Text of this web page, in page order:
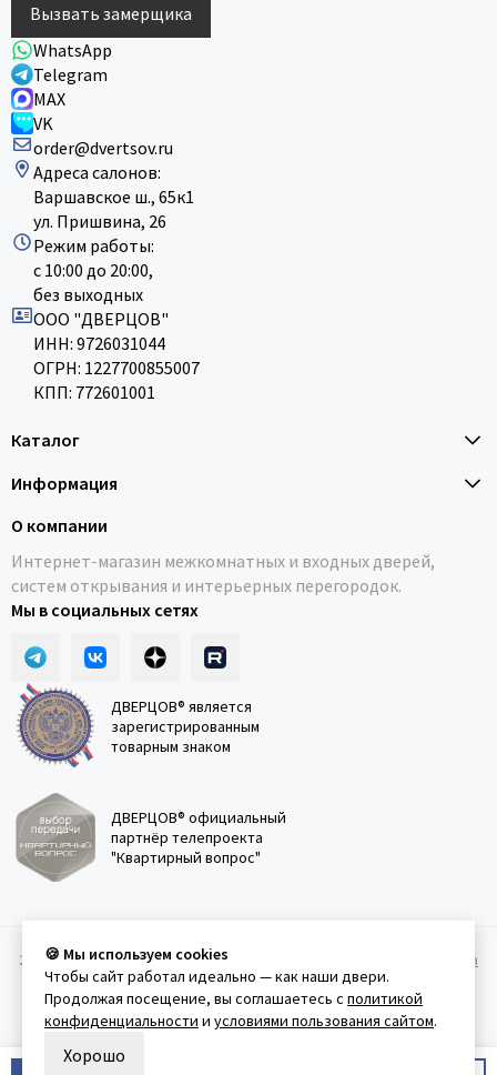
Вызвать замерщика
WhatsApp
Telegram
MAX
VK
order@dvertsov.ru
Адреса салонов:
Варшавское ш., 65к1
ул. Пришвина, 26
Режим работы:
с 10:00 до 20:00,
без выходных
ООО "ДВЕРЦОВ"
ИНН: 9726031044
ОГРН: 1227700855007
КПП: 772601001
Каталог
Информация
О компании
Интернет-магазин межкомнатных и входных дверей,
систем открывания и интерьерных перегородок.
Мы в социальных сетях
ДВЕРЦОВ® является
зарегистрированным
товарным знаком
ДВЕРЦОВ® официальный
партнёр телепроекта
"Квартирный вопрос"
2011-2026 © Дверцов. Карта сайта
Политика
конфеденциальности Условия использования сайта
🍪 Мы используем cookies
Чтобы сайт работал идеально — как наши двери.
Продолжая посещение, вы соглашаетесь с политикой
конфиденциальности и условиями пользования сайтом.
Хорошо